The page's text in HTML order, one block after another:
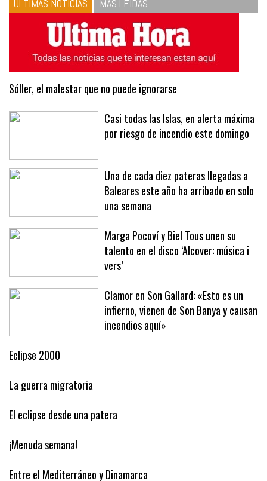
ÚLTIMAS NOTICIAS MÁS LEÍDAS
Sóller, el malestar que no puede ignorarse
Casi todas las Islas, en alerta máxima
Una de cada diez pateras llegadas a
Baleares este año ha arribado en solo
una semana
Marga Pocoví y Biel Tous unen su
talento en el disco ‘Alcover: música i
vers’
Clamor en Son Gallard: «Esto es un
infierno, vienen de Son Banya y causan
Eclipse 2000
La guerra migratoria
El eclipse desde una patera
¡Menuda semana!